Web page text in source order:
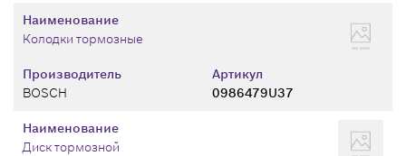
Производитель
BOSCH
Артикул
0986479U37
Наименование
Колодки тормозные
Наименование
Диск тормозной